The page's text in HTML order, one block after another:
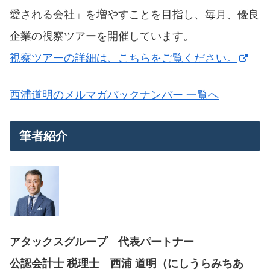
愛される会社」を増やすことを目指し、毎月、優良
企業の視察ツアーを開催しています。
視察ツアーの詳細は、こちらをご覧ください。
西浦道明のメルマガバックナンバー 一覧へ
筆者紹介
アタックスグループ 代表パートナー
公認会計士 税理士 西浦 道明（にしうらみちあ